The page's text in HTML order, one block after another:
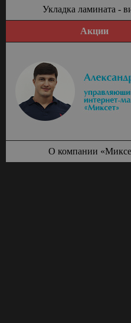
Укладка ламината -
Акции
О компании